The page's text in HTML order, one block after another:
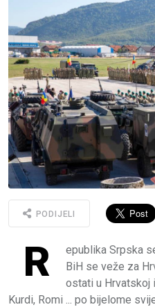
PODIJELI
R
epublika Srpska
BiH se veže za
ostati u Hrvatskoj
Kurdi, Romi ... po bijelome